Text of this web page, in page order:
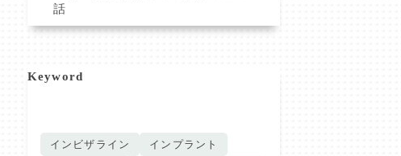
話
Keyword
インビザライン
インプラント